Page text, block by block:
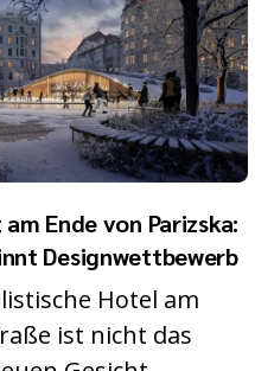
Ende von Parizska:
Designwettbewerb
Hotel am
ist nicht das